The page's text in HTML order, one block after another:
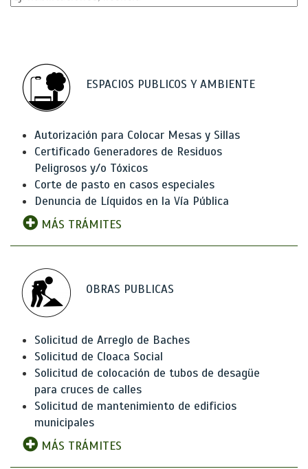
ESPACIOS PUBLICOS Y AMBIENTE
Autorización para Colocar Mesas y Sillas
Certificado Generadores de Residuos
Peligrosos y/o Tóxicos
Corte de pasto en casos especiales
Denuncia de Líquidos en la Vía Pública
MÁS TRÁMITES
OBRAS PUBLICAS
Solicitud de Arreglo de Baches
Solicitud de Cloaca Social
Solicitud de colocación de tubos de desagüe
para cruces de calles
Solicitud de mantenimiento de edificios
municipales
MÁS TRÁMITES